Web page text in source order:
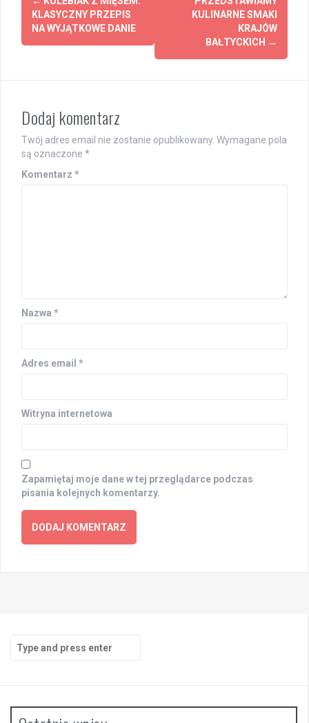
navigation
KLASYCZNY PRZEPIS
NA WYJĄTKOWE DANIE
KULINARNE SMAKI
KRAJÓW
BAŁTYCKICH →
Dodaj komentarz
Twój adres email nie zostanie opublikowany. Wymagane pola
są oznaczone *
Komentarz *
Nazwa *
Adres email *
Witryna internetowa
Zapamiętaj moje dane w tej przeglądarce podczas
pisania kolejnych komentarzy.
for: